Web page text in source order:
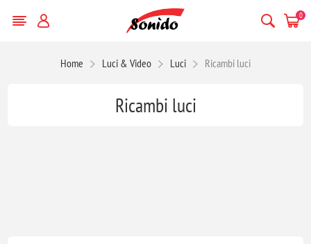
0
Home Luci & Video Luci Ricambi luci
Ricambi luci